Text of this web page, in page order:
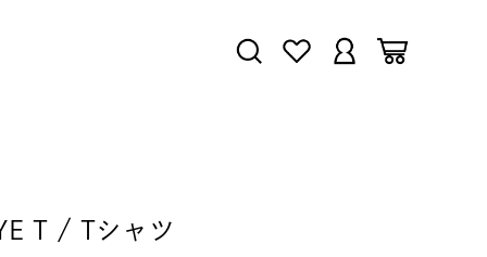
T / Tシャツ